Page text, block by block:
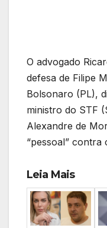
O advogado
defesa de Filipe
Bolsonaro (PL),
ministro do STF
Alexandre de
“pessoal” contra
Leia Mais